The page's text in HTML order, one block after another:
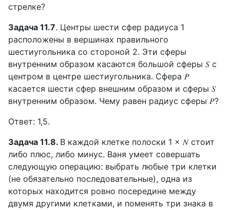
стрелке?
Задача 11.7. Центры шести сфер радиуса 1
расположены в вершинах правильного
шестиугольника со стороной 2. Эти сферы
внутренним образом касаются большой сферы 𝑆 с
центром в центре шестиугольника. Сфера 𝑃
касается шести сфер внешним образом и сферы 𝑆
внутренним образом. Чему равен радиус сферы 𝑃?
Ответ: 1,5.
Задача 11.8. В каждой клетке полоски 1 × 𝑁 стоит
либо плюс, либо минус. Ваня умеет совершать
следующую операцию: выбрать любые три клетки
(не обязательно последовательные), одна из
которых находится ровно посередине между
двумя другими клетками, и поменять три знака в